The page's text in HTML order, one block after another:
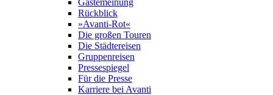
Gästemeinung
Rückblick
»Avanti-Rot«
Die großen Touren
Die Städtereisen
Gruppenreisen
Pressespiegel
Für die Presse
Karriere bei Avanti